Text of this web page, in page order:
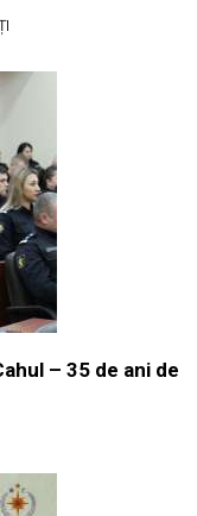
– 35 de ani de